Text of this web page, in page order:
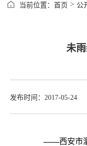
当前位置： 首页 > 公
未
发布时间：2017-05-24
——西安市